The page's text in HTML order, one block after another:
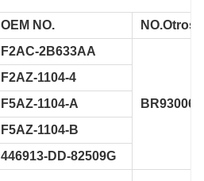
OEM NO. NO.Otros.
F2AC-2B633AA
BR930060
F2AZ-1104-4
F5AZ-1104-A
F5AZ-1104-B
446913-DD-82509G